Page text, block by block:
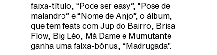
faixa-título, “Pode ser easy”, “Pose de
malandro” e “Nome de Anjo”, o álbum,
que tem feats com Jup do Bairro, Brisa
Flow, Big Léo, Má Dame e Mumutante
ganha uma faixa-bônus, “Madrugada”.